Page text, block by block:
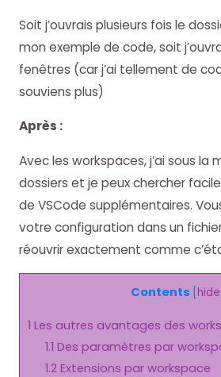
Soit j’ouvrais plusieurs fois le
mon exemple de code, soit
fenêtres (car j’ai tellement de
souviens plus)
Après :
Avec les workspaces, j’ai sous la
dossiers et je peux chercher
de VSCode supplémentaires.
votre configuration dans un
réouvrir exactement comme
Contents hide
1 Les autres avantages des
1.1 Des paramètres par
1.2 Extensions par workspace